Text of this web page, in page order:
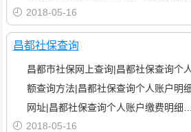
2018-05-16
昌都社保查询
昌都市社保网上查询|昌都社保查询个
额查询方法|昌都社保查询个人账户明
网址|昌都社保查询个人账户缴费明细
2018-05-16